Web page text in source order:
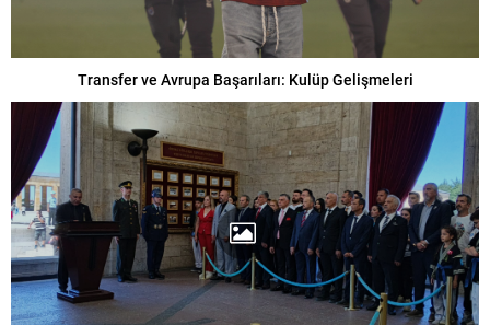
Transfer ve Avrupa Başarıları: Kulüp Gelişmeleri